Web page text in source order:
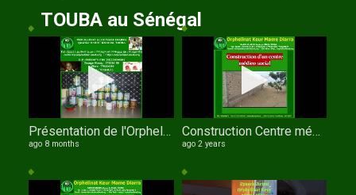
TOUBA au Sénégal
Présentation de l'Orphelinat Keur Mame Diarra de TOUBA par Serigne Fallou NDIAYE
ago 8 months
Construction Centre médico social de l'orphelinat Keur Mame Diarra de TOUBA
ago 2 years